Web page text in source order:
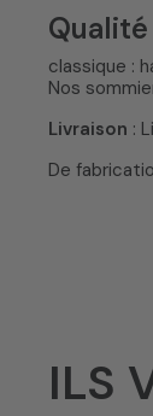
Qualité
classique :
Nos
Livraison :
De
ILS